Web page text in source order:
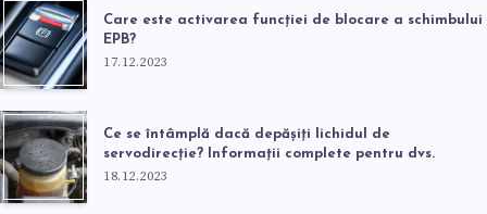
Care este activarea funcției de blocare a schimbului
EPB?
17.12.2023
Ce se întâmplă dacă depășiți lichidul de
servodirecție? Informații complete pentru dvs.
18.12.2023